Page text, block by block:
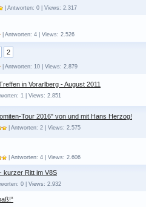
| Antworten: 0 | Views: 2.317
| Antworten: 4 | Views: 2.526
2
| Antworten: 10 | Views: 2.879
in Vorarlberg - August 2011
1 | Views: 2.851
Tour 2016" von und mit Hans Herzog!
| Antworten: 2 | Views: 2.575
| Antworten: 4 | Views: 2.606
kurzer Ritt im V8S
0 | Views: 2.932